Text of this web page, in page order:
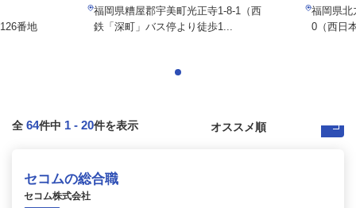
番地
福岡県糟屋郡宇美町光正寺1-8-1（西
鉄「深町」バス停より徒歩1...
福岡県北
0（西日
全 64件中 1 - 20件を表示
セコムの総合職
セコム株式会社